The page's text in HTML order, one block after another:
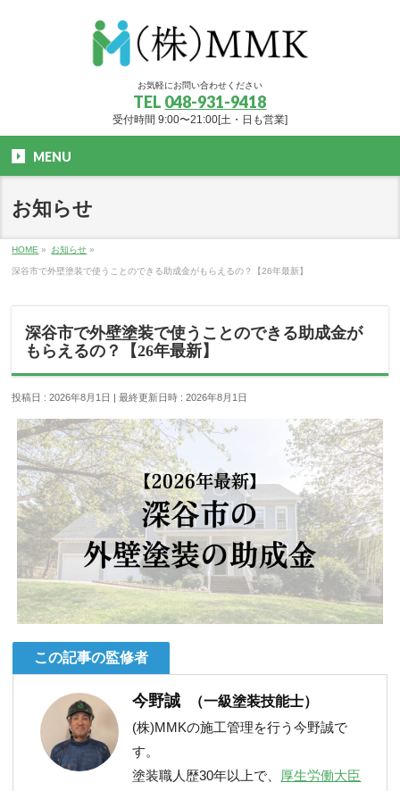
お気軽にお問い合わせください
TEL 048-931-9418
受付時間 9:00〜21:00[土・日も営業]
MENU
お知らせ
HOME » お知らせ »
深谷市で外壁塗装で使うことのできる助成金がもらえるの？【26年最新】
深谷市で外壁塗装で使うことのできる助成金が
もらえるの？【26年最新】
投稿日 : 2026年8月1日 最終更新日時 : 2026年8月1日
この記事の監修者
今野誠
（一級塗装技能士）
(株)MMKの施工管理を行う今野誠で
す。
塗装職人歴30年以上で、 厚生労働大臣